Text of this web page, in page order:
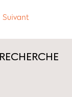
Suivant